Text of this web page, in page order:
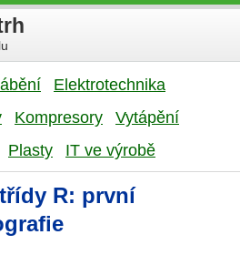
Elektrotechnika
Kompresory
Vytápění
Plasty IT ve výrobě
R: první